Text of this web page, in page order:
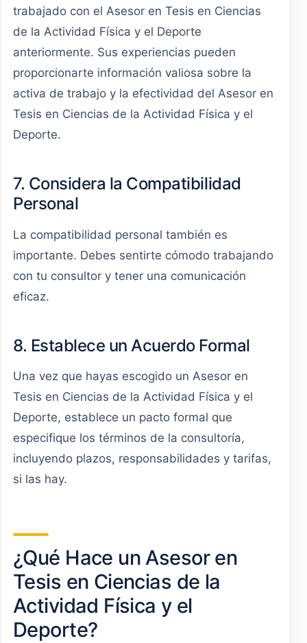
trabajado con el Asesor en Tesis en Ciencias
de la Actividad Física y el Deporte
anteriormente. Sus experiencias pueden
proporcionarte información valiosa sobre la
activa de trabajo y la efectividad del Asesor en
Tesis en Ciencias de la Actividad Física y el
Deporte.
7. Considera la Compatibilidad
Personal
La compatibilidad personal también es
importante. Debes sentirte cómodo trabajando
con tu consultor y tener una comunicación
eficaz.
8. Establece un Acuerdo Formal
Una vez que hayas escogido un Asesor en
Tesis en Ciencias de la Actividad Física y el
Deporte, establece un pacto formal que
especifique los términos de la consultoría,
incluyendo plazos, responsabilidades y tarifas,
si las hay.
¿Qué Hace un Asesor en
Tesis en Ciencias de la
Actividad Física y el
Deporte?